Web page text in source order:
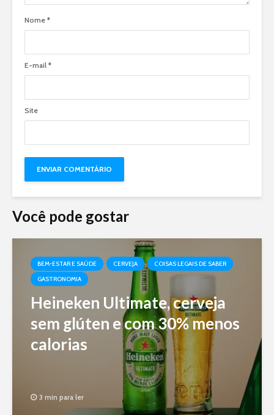
Nome *
E-mail *
Site
Você pode gostar
BEM-ESTAR E SAÚDE CERVEJA
COISAS LEGAIS DE SABER
GASTRONOMIA
Heineken Ultimate, cerveja
sem glúten e com 30% menos
calorias
3 min para ler